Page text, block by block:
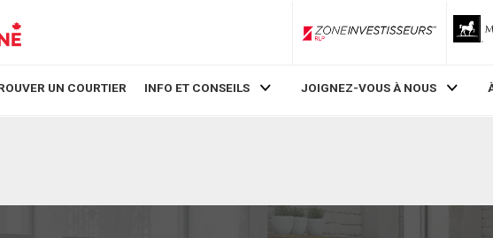
ZoneInvestisseurs RLP
UN COURTIER INFO ET CONSEILS JOIGNEZ-VOUS À NOUS